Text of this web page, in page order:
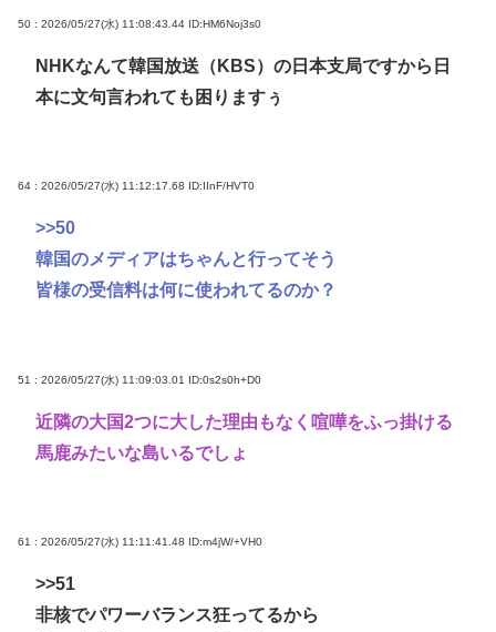
50 : 2026/05/27(水) 11:08:43.44 ID:HM6Noj3s0
NHKなんて韓国放送（KBS）の日本支局ですから日
本に文句言われても困りますぅ
64 : 2026/05/27(水) 11:12:17.68 ID:IInF/HVT0
>>50
韓国のメディアはちゃんと行ってそう
皆様の受信料は何に使われてるのか？
51 : 2026/05/27(水) 11:09:03.01 ID:0s2s0h+D0
近隣の大国2つに大した理由もなく喧嘩をふっ掛ける
馬鹿みたいな島いるでしょ
61 : 2026/05/27(水) 11:11:41.48 ID:m4jW/+VH0
>>51
非核でパワーバランス狂ってるから